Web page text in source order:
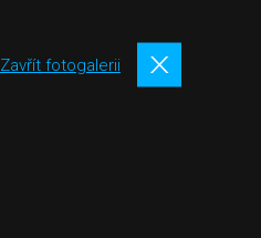
Zavřít fotogalerii